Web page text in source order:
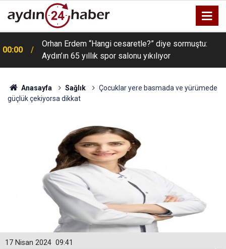
00:00
Orhan Erdem “Hangi cesaretle?” diye sormuştu:
Aydın’ın 65 yıllık spor salonu yıkılıyor
Anasayfa Sağlık
Çocuklar yere basmada ve yürümede
güçlük çekiyorsa dikkat
09:41
17 Nisan 2024